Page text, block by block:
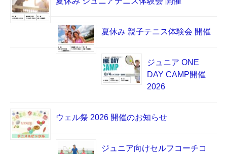
夏休み 親子テニス体験会 開催
ジュニア ONE
DAY CAMP開催
2026
ウェル祭 2026 開催のお知らせ
ジュニア向けセルフコーチコ